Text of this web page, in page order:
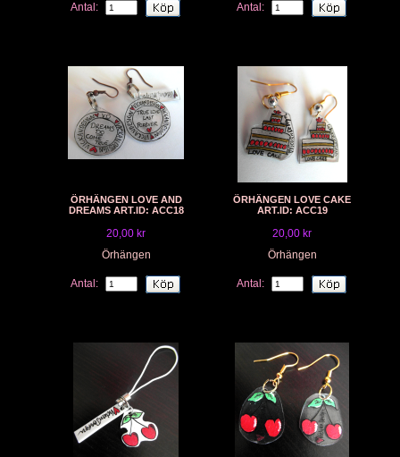
Antal: Antal:
ÖRHÄNGEN LOVE AND
DREAMS ART.ID: ACC18
20,00 kr
Örhängen
Antal:
ÖRHÄNGEN LOVE CAKE
ART.ID: ACC19
20,00 kr
Örhängen
Antal: